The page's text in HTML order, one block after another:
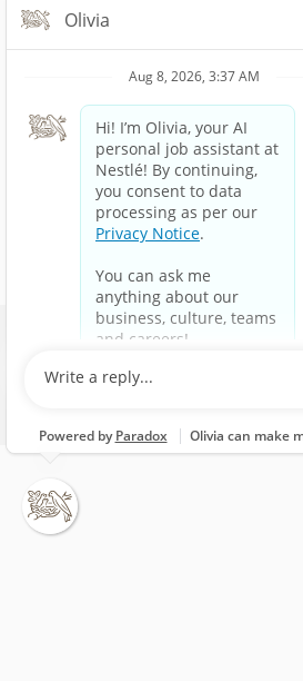
Buscar empleos
© 2023 Nestlé |